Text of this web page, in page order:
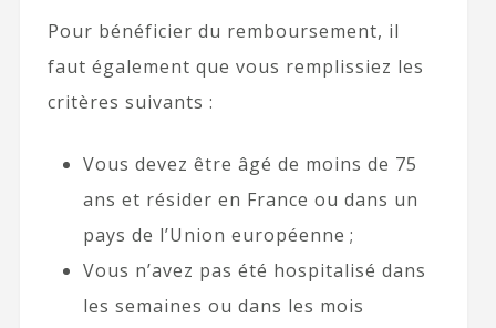
Pour bénéficier du remboursement, il
faut également que vous remplissiez les
critères suivants :
Vous devez être âgé de moins de 75
ans et résider en France ou dans un
pays de l’Union européenne ;
Vous n’avez pas été hospitalisé dans
les semaines ou dans les mois